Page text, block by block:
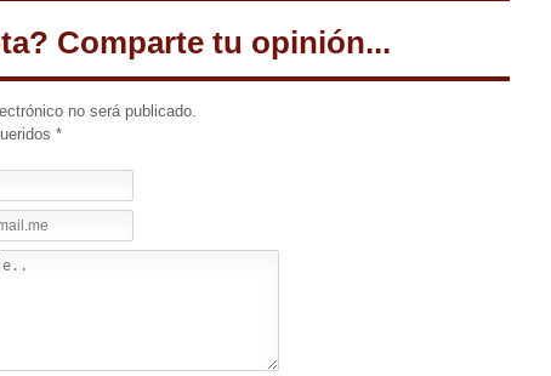
Comparte tu opinión...
no será publicado.
*